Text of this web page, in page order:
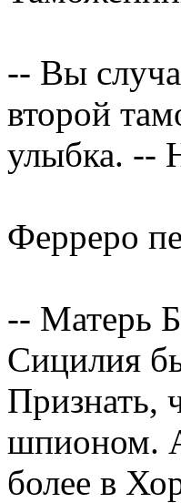
-- Вы
второй
улыбка. --
Ферреро
-- Матерь
Сицилия
Признать,
шпионом.
более в